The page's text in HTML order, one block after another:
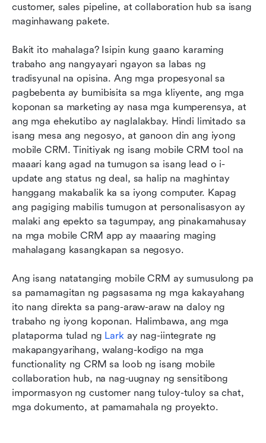
customer, sales pipeline, at collaboration hub sa isang
maginhawang pakete.
Bakit ito mahalaga? Isipin kung gaano karaming
trabaho ang nangyayari ngayon sa labas ng
tradisyunal na opisina. Ang mga propesyonal sa
pagbebenta ay bumibisita sa mga kliyente, ang mga
koponan sa marketing ay nasa mga kumperensya, at
ang mga ehekutibo ay naglalakbay. Hindi limitado sa
isang mesa ang negosyo, at ganoon din ang iyong
mobile CRM. Tinitiyak ng isang mobile CRM tool na
maaari kang agad na tumugon sa isang lead o i-
update ang status ng deal, sa halip na maghintay
hanggang makabalik ka sa iyong computer. Kapag
ang pagiging mabilis tumugon at personalisasyon ay
malaki ang epekto sa tagumpay, ang pinakamahusay
na mga mobile CRM app ay maaaring maging
mahalagang kasangkapan sa negosyo.
Ang isang natatanging mobile CRM ay sumusulong pa
sa pamamagitan ng pagsasama ng mga kakayahang
ito nang direkta sa pang-araw-araw na daloy ng
trabaho ng iyong koponan. Halimbawa, ang mga
plataporma tulad ng Lark ay nag-iintegrate ng
makapangyarihang, walang-kodigo na mga
functionality ng CRM sa loob ng isang mobile
collaboration hub, na nag-uugnay ng sensitibong
impormasyon ng customer nang tuloy-tuloy sa chat,
mga dokumento, at pamamahala ng proyekto.